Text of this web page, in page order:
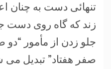
تنهائی دست به چنان
زند که گاه روی دست
جلو زدن از مأمور
صفر هفتاد” تبدیل می